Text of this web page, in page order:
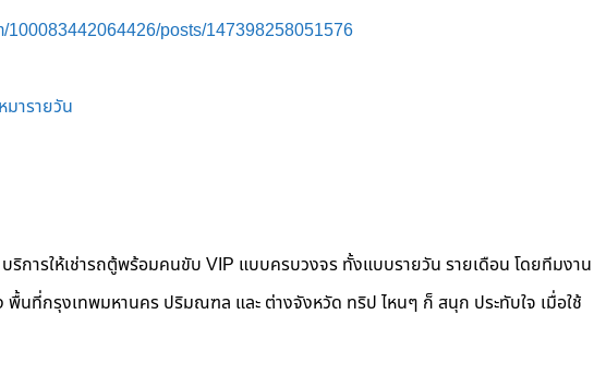
100083442064426/posts/147398258051576
ารายวัน
บริการให้เช่ารถตู้พร้อมคนขับ VIP แบบครบวงจร ทั้งแบบรายวัน รายเดือน โดยทีมงาน
พื้นที่กรุงเทพมหานคร ปริมณฑล และ ต่างจังหวัด ทริป ไหนๆ ก็ สนุก ประทับใจ เมื่อใช้